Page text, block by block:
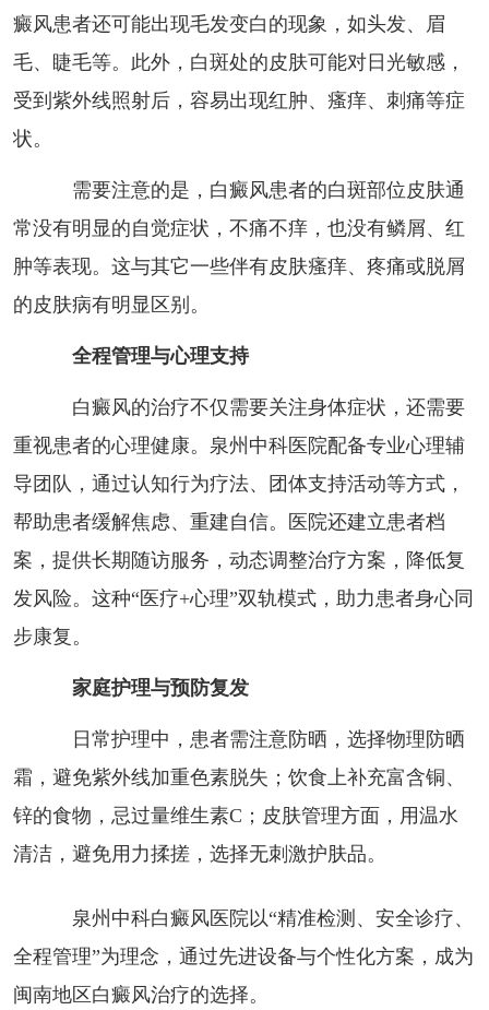
癜风患者还可能出现毛发变白的现象，如头发、眉
毛、睫毛等。此外，白斑处的皮肤可能对日光敏感，
受到紫外线照射后，容易出现红肿、瘙痒、刺痛等症
状。
需要注意的是，白癜风患者的白斑部位皮肤通
常没有明显的自觉症状，不痛不痒，也没有鳞屑、红
肿等表现。这与其它一些伴有皮肤瘙痒、疼痛或脱屑
的皮肤病有明显区别。
全程管理与心理支持
白癜风的治疗不仅需要关注身体症状，还需要
重视患者的心理健康。泉州中科医院配备专业心理辅
导团队，通过认知行为疗法、团体支持活动等方式，
帮助患者缓解焦虑、重建自信。医院还建立患者档
案，提供长期随访服务，动态调整治疗方案，降低复
发风险。这种“医疗+心理”双轨模式，助力患者身心同
步康复。
家庭护理与预防复发
日常护理中，患者需注意防晒，选择物理防晒
霜，避免紫外线加重色素脱失；饮食上补充富含铜、
锌的食物，忌过量维生素C；皮肤管理方面，用温水
清洁，避免用力揉搓，选择无刺激护肤品。
泉州中科白癜风医院以“精准检测、安全诊疗、
全程管理”为理念，通过先进设备与个性化方案，成为
闽南地区白癜风治疗的选择。